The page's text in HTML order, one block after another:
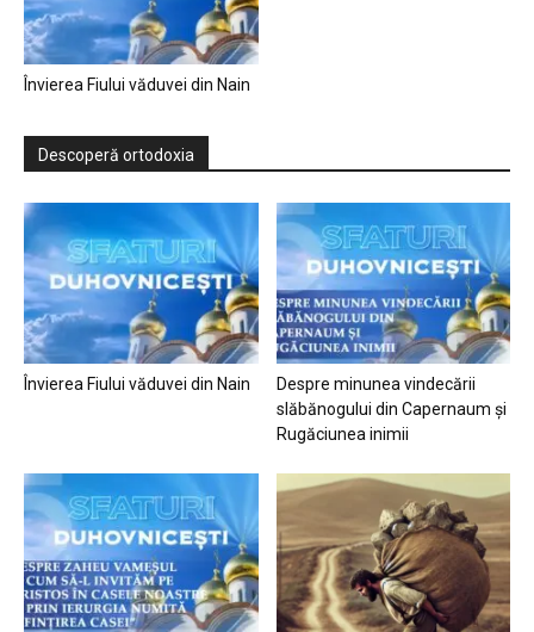
Învierea Fiului văduvei din Nain
Descoperă ortodoxia
Învierea Fiului văduvei din Nain
Despre minunea vindecării
slăbănogului din Capernaum și
Rugăciunea inimii